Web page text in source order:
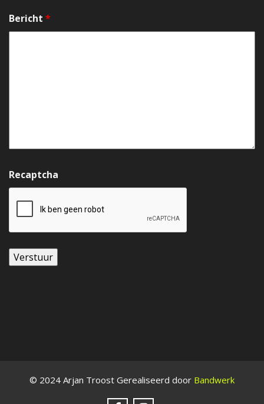
Bericht *
Recaptcha
© 2024 Arjan Troost Gerealiseerd door Bandwerk